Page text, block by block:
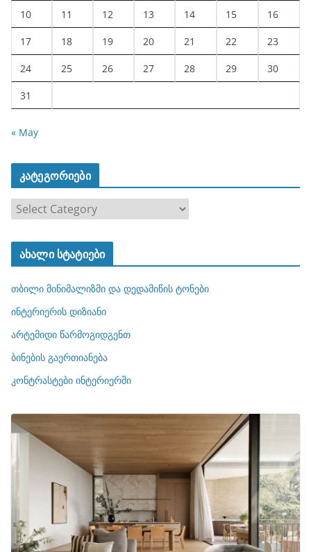
10 11 12 13 14 15 16
17 18 19 20 21 22 23
24 25 26 27 28 29 30
31
« May
კატეგორიები
ტ
ო
რ
ბ
ი
ახალი სტატიები
თბილი მინიმალიზმი და დედამიწის ტონები
ინტერიერის დიზიანი
არტემიდი წარმოგიდგენთ
ბინების გაერთიანება
კონტრასტები ინტერიერში